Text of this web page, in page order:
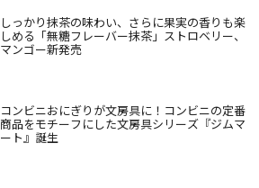
しっかり抹茶の味わい、さらに果実の香りも楽
しめる「無糖フレーバー抹茶」ストロベリー、
マンゴー新発売
コンビニおにぎりが文房具に！コンビニの定番
商品をモチーフにした文房具シリーズ『ジムマ
ート』誕生